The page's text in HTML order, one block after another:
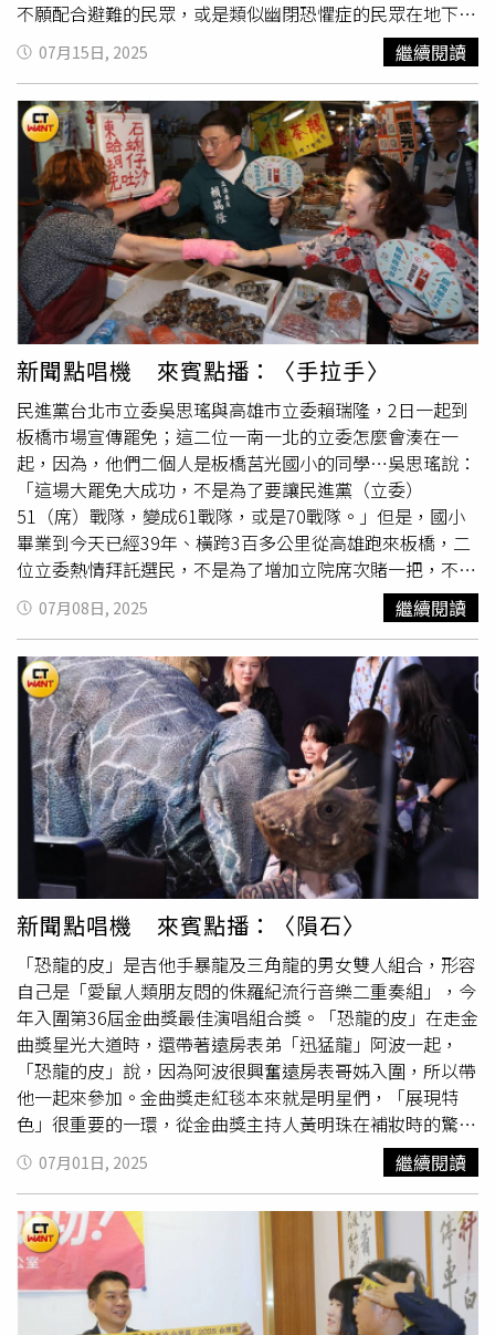
不願配合避難的民眾，或是類似幽閉恐懼症的民眾在地下室
呼救，當成可能的狀況處理，演練過程倒是一點都不馬虎。
來賓點播，📢理想混蛋演唱，〈接住你〉📢就算借出了所有
的自己 世界不一定會 把溫暖還給你但我會在這 仔細聆
聽 也會溫柔地接住你
07月15日, 2025 繼續閱讀
新聞點唱機 來賓點播：〈手拉手〉
民進黨台北市立委吳思瑤與高雄市立委賴瑞隆，2日一起到
板橋市場宣傳罷免；這二位一南一北的立委怎麼會湊在一
起，因為，他們二個人是板橋莒光國小的同學…吳思瑤說：
「這場大罷免大成功，不是為了要讓民進黨（立委）
51（席）戰隊，變成61戰隊，或是70戰隊。」但是，國小
畢業到今天已經39年、橫跨3百多公里從高雄跑來板橋，二
位立委熱情拜託選民，不是為了增加立院席次賭一把，不然
是為了什麼？來賓點播， 📢黃琳媛Ally演唱，〈手拉手〉📢
我想手拉手一起到白首 這段路不想白走但一切像黑墨打
破 覆水難收難道錯誤的是我
07月08日, 2025 繼續閱讀
新聞點唱機 來賓點播：〈隕石〉
「恐龍的皮」是吉他手暴龍及三角龍的男女雙人組合，形容
自己是「愛鼠人類朋友悶的侏羅紀流行音樂二重奏組」，今
年入圍第36屆金曲獎最佳演唱組合獎。「恐龍的皮」在走金
曲獎星光大道時，還帶著遠房表弟「迅猛龍」阿波一起，
「恐龍的皮」說，因為阿波很興奮遠房表哥姊入圍，所以帶
他一起來參加。金曲獎走紅毯本來就是明星們，「展現特
色」很重要的一環，從金曲獎主持人黃明珠在補妝時的驚訝
表情看來，「恐龍的皮」與他們的遠房表弟「迅猛龍」阿
波，肯定讓觀眾印象深刻。來賓點播，📢魏如萱演唱，〈隕
石〉📢誰又為了他爭寵誰又為了他吃醋爭風誰又參與了他不
公開祕密交手
07月01日, 2025 繼續閱讀